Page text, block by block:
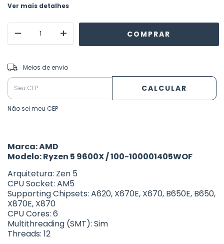
Ver mais detalhes
Entregas para o CEP:
Meios de envio
CALCULAR
Não sei meu CEP
Marca: AMD
Modelo: Ryzen 5 9600X / 100-100001405WOF
Arquitetura: Zen 5
CPU Socket: AM5
Supporting Chipsets: A620, X670E, X670, B650E, B650,
X870E, X870
CPU Cores: 6
Multithreading (SMT): Sim
Threads: 12